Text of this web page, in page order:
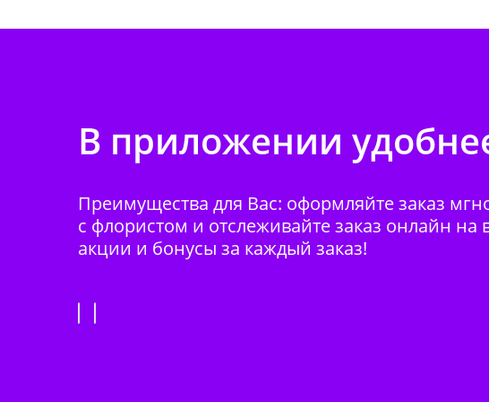
В приложении
Преимущества для Вас: оформляйте заказ
с флористом и отслеживайте заказ онлайн на
акции и бонусы за каждый заказ!